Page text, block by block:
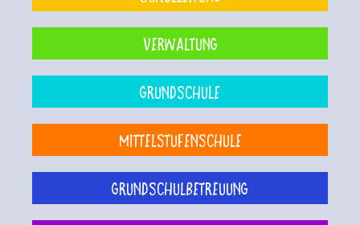
Verwaltung
Grundschule
Mittelstufenschule
Grundschulbetreuung